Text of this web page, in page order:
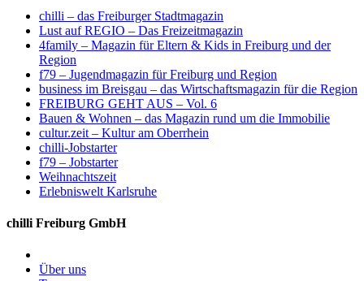
chilli – das Freiburger Stadtmagazin
Lust auf REGIO – Das Freizeitmagazin
4family – Magazin für Eltern & Kids in Freiburg und der
Region
f79 – Jugendmagazin für Freiburg und Region
business im Breisgau – das Wirtschaftsmagazin für die Region
FREIBURG GEHT AUS – Vol. 6
Bauen & Wohnen – das Magazin rund um die Immobilie
cultur.zeit – Kultur am Oberrhein
chilli-Jobstarter
f79 – Jobstarter
Weihnachtszeit
Erlebniswelt Karlsruhe
chilli Freiburg GmbH
Über uns